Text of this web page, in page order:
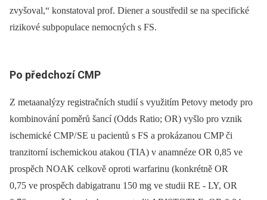
zvyšoval,“ konstatoval prof. Diener a soustředil se na specifické
rizikové subpopulace nemocných s FS.
Po předchozí CMP
Z metaanalýzy registračních studií s využitím Petovy metody pro
kombinování poměrů šancí (Odds Ratio; OR) vyšlo pro vznik
ischemické CMP/ SE u pacientů s FS a prokázanou CMP či
tranzitorní ischemickou atakou (TIA) v anamnéze OR 0,85 ve
prospěch NOAK celkově oproti warfarinu (konkrétně OR
0,75 ve prospěch dabigatranu 150 mg ve studii RE ‑⁠ LY, OR